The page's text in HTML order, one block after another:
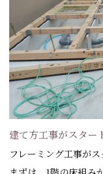
建て方工事がスター
フレーミング工事がス